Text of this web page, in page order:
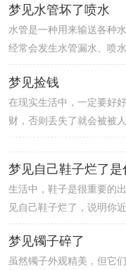
在出行的时候一定要注意
期比较适合做协调性的工
要表现一点点在脸上，梦
觉出来。
梦见水管坏了喷水
水管是一种用来输送各种
经常会发生水管漏水、喷
管坏了喷水，意味着做梦
很好，可能对自己的目标
摇摆不定，所以容易错失
人梦见水管坏了喷水，意
成绩不理想，难达到录取
梦见捡钱
在现实生活中，一定要好
财，否则丢失了就会被被
钱，是一种吉兆，预示着
司的器重。梦者的财运将
是在工作上表现良好而被
会得到一笔意外之财，提
生活中，鞋子是很重要的
见自己鞋子烂了，说明你
入，而且只是要自己感兴
入迷，虽然在别人眼里你
不在意。此外，在感情中
梦见镯子碎了
虽然镯子外观精美，但它